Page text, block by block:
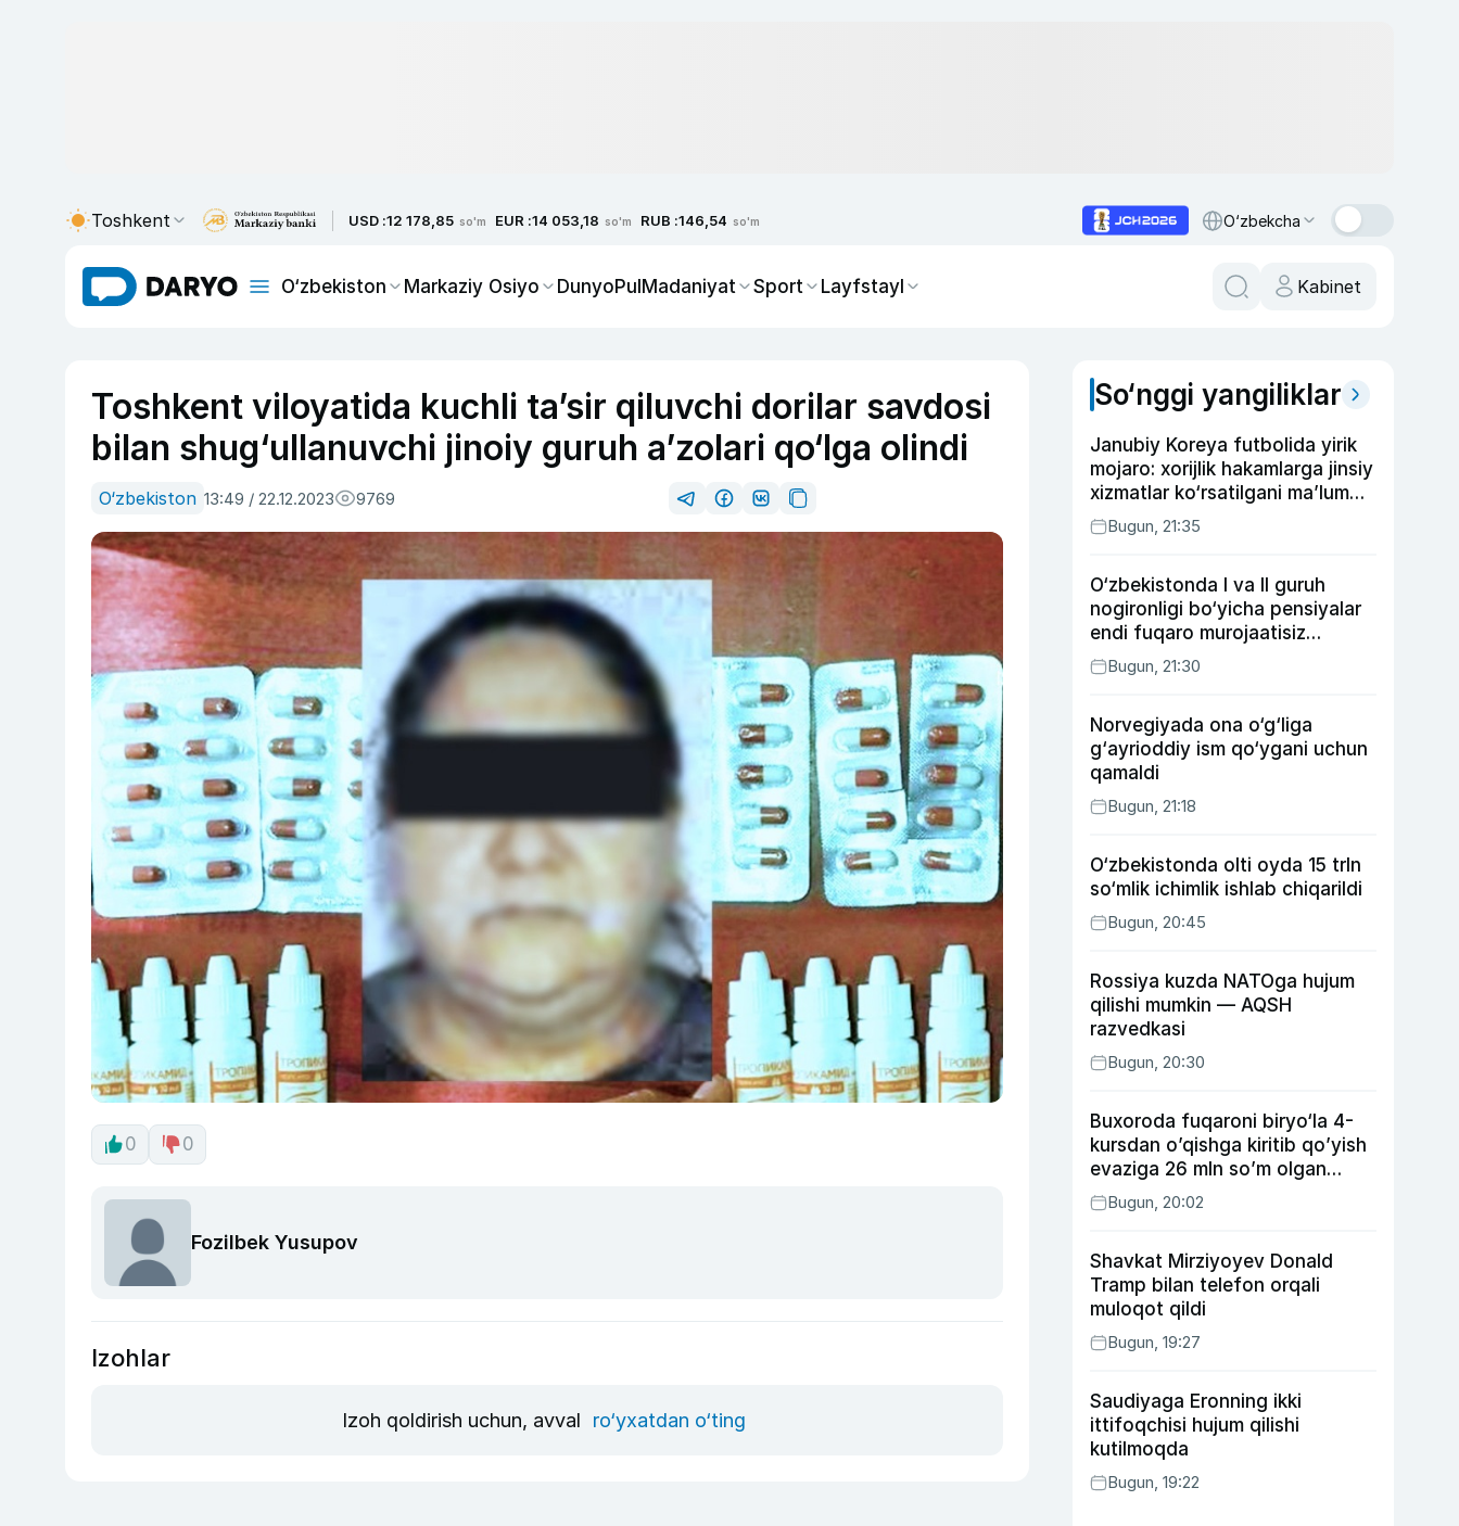
Toshkent USD :12 178,85 so'm EUR :14 053,18 so'm RUB :146,54 so'm O‘zbekcha
O‘zbekiston Markaziy Osiyo DunyoPulMadaniyat Sport Layfstayl Kabinet
Toshkent viloyatida kuchli ta’sir qiluvchi dorilar savdosi
bilan shug‘ullanuvchi jinoiy guruh a’zolari qo‘lga olindi
O‘zbekiston 13:49 / 22.12.2023 9769
0 0
Fozilbek Yusupov
Izohlar
Izoh qoldirish uchun, avval ro‘yxatdan o‘ting
So‘nggi yangiliklar
Janubiy Koreya futbolida yirik
mojaro: xorijlik hakamlarga jinsiy
xizmatlar ko‘rsatilgani ma’lum
qilindi
Bugun, 21:35
O‘zbekistonda I va II guruh
nogironligi bo‘yicha pensiyalar
endi fuqaro murojaatisiz
tayinlanishi mumkin
Bugun, 21:30
Norvegiyada ona o‘g‘liga
g‘ayrioddiy ism qo‘ygani uchun
qamaldi
Bugun, 21:18
O‘zbekistonda olti oyda 15 trln
so‘mlik ichimlik ishlab chiqarildi
Bugun, 20:45
Rossiya kuzda NATOga hujum
qilishi mumkin — AQSH
razvedkasi
Bugun, 20:30
Buxoroda fuqaroni biryo‘la 4-
kursdan o’qishga kiritib qo’yish
evaziga 26 mln so’m olgan
shaxs ushlandi
Bugun, 20:02
Shavkat Mirziyoyev Donald
Tramp bilan telefon orqali
muloqot qildi
Bugun, 19:27
Saudiyaga Eronning ikki
ittifoqchisi hujum qilishi
kutilmoqda
Bugun, 19:22